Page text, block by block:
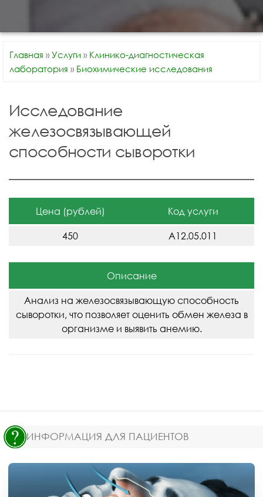
Главная » Услуги » Клинико-диагностическая
лаборатория » Биохимические исследования
Исследование
железосвязывающей
способности сыворотки
Цена (рублей) Код услуги
450 A12.05.011
Описание
Анализ на железосвязывающую способность
сыворотки, что позволяет оценить обмен железа в
организме и выявить анемию.
ИНФОРМАЦИЯ ДЛЯ ПАЦИЕНТОВ